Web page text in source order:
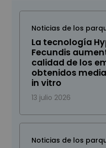
Noticias de los
La tecnología
Fecundis
calidad de los
obtenidos
in vitro
13 julio 2026
Noticias de los